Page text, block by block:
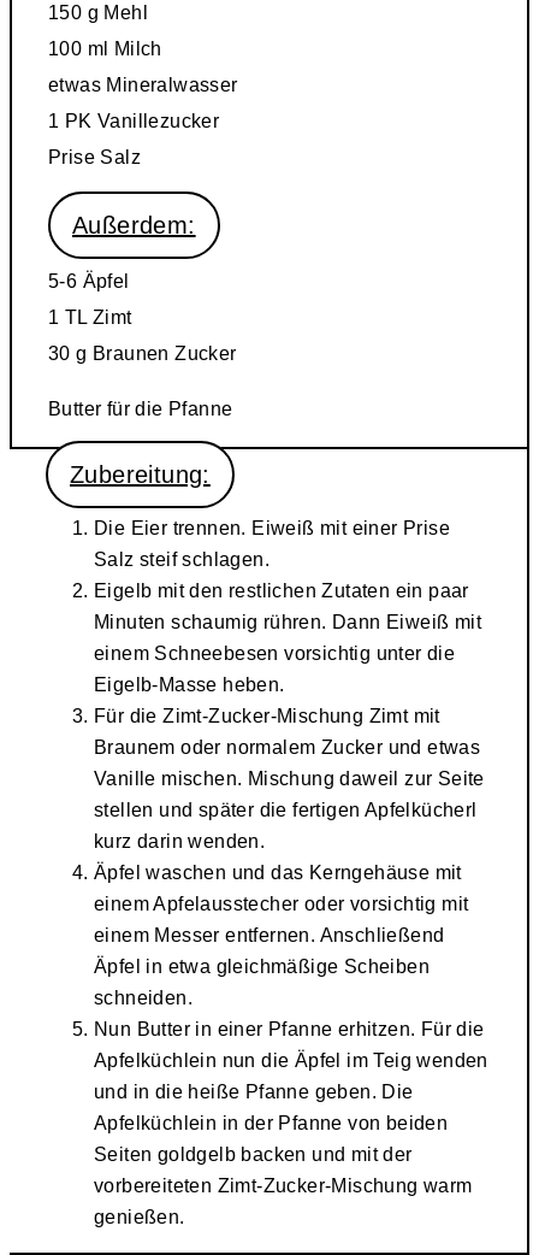
150 g Mehl
100 ml
Milch
etwas Mineralwasser
1 PK Vanillezucker
Prise Salz
Außerdem:
5-6 Äpfel
1 TL Zimt
30 g Braunen Zucker
Butter für die Pfanne
Zubereitung:
Die Eier trennen. Eiweiß mit einer Prise
Salz steif schlagen.
Eigelb mit den restlichen Zutaten ein paar
Minuten schaumig rühren. Dann Eiweiß mit
einem Schneebesen vorsichtig unter die
Eigelb-Masse heben.
Für die Zimt-Zucker-Mischung Zimt mit
Braunem oder normalem Zucker und etwas
Vanille mischen. Mischung daweil zur Seite
stellen und später die fertigen Apfelkücherl
kurz darin wenden.
Äpfel waschen und das Kerngehäuse mit
einem Apfelausstecher oder vorsichtig mit
einem Messer entfernen. Anschließend
Äpfel in etwa gleichmäßige Scheiben
schneiden.
Nun Butter in einer Pfanne erhitzen. Für die
Apfelküchlein nun die Äpfel im Teig wenden
und in die heiße Pfanne geben. Die
Apfelküchlein in der Pfanne von beiden
Seiten goldgelb backen und mit der
vorbereiteten Zimt-Zucker-Mischung warm
genießen.